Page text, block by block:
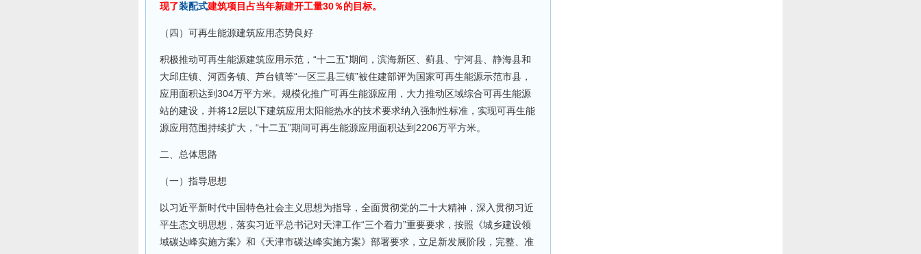
现了装配式建筑项目占当年新建开工量30％的目标。
（四）可再生能源建筑应用态势良好
积极推动可再生能源建筑应用示范，“十二五”期间，滨海新区、蓟县、宁河县、静海县和
大邱庄镇、河西务镇、芦台镇等“一区三县三镇”被住建部评为国家可再生能源示范市县，
应用面积达到304万平方米。规模化推广可再生能源应用，大力推动区域综合可再生能源
站的建设，并将12层以下建筑应用太阳能热水的技术要求纳入强制性标准，实现可再生能
源应用范围持续扩大，“十二五”期间可再生能源应用面积达到2206万平方米。
二、总体思路
（一）指导思想
以习近平新时代中国特色社会主义思想为指导，全面贯彻党的二十大精神，深入贯彻习近
平生态文明思想，落实习近平总书记对天津工作“三个着力”重要要求，按照《城乡建设领
域碳达峰实施方案》和《天津市碳达峰实施方案》部署要求，立足新发展阶段，完整、准